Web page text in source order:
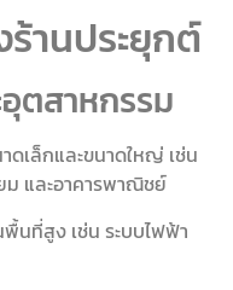
านประยุกต์
อุตสาหกรรม
ดเล็กและขนาดใหญ่ เช่น
และอาคารพาณิชย์
พื้นที่สูง เช่น ระบบไฟฟ้า